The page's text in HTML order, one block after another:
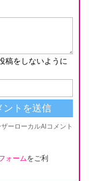
ォームをご利